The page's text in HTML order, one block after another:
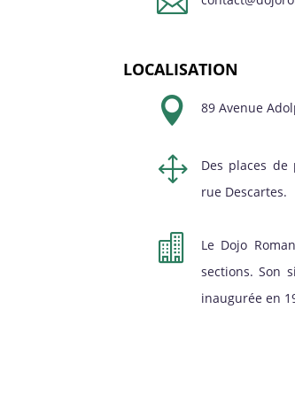
LOCALISATION
 89 Avenue
1
Des places
rue Descartes.

Le Dojo
sections. Son
inaugurée en